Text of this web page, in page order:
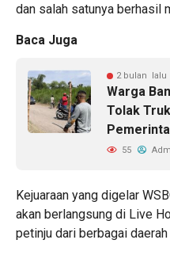
dan salah satunya berhasil
Baca Juga
2 bulan lalu
Warga
Tolak
55
Kejuaraan yang digelar
akan berlangsung di Live
petinju dari berbagai